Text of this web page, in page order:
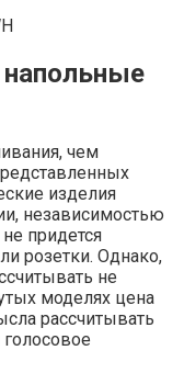
чем
изделия
независимостью
придется
розетки. Однако,
не
моделях цена
рассчитывать